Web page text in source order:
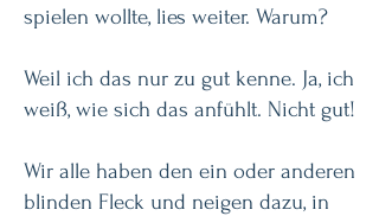
spielen wollte, lies weiter. Warum?
Weil ich das nur zu gut kenne. Ja, ich
weiß, wie sich das anfühlt. Nicht gut!
Wir alle haben den ein oder anderen
blinden Fleck und neigen dazu, in